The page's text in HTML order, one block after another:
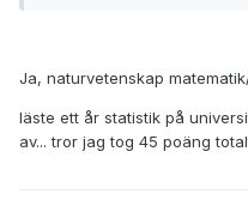
Ja, naturvetenskap
läste ett år statistik på
av... tror jag tog 45 poäng